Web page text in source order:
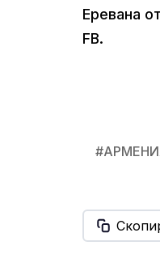
Еревана
FB.
#